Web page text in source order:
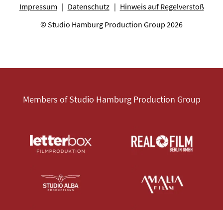
Impressum Datenschutz
Hinweis auf Regelverstoß
© Studio Hamburg Production Group 2026
Members of Studio Hamburg Production Group